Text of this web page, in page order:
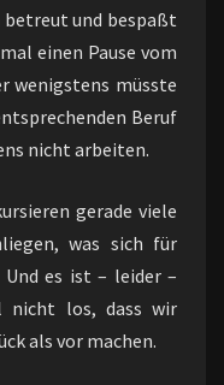
betreut und bespaßt
einen Pause vom
wenigstens müsste
Beruf
nicht arbeiten.
gerade viele
was sich für
Und es ist – leider –
nicht los, dass wir
als vor machen.